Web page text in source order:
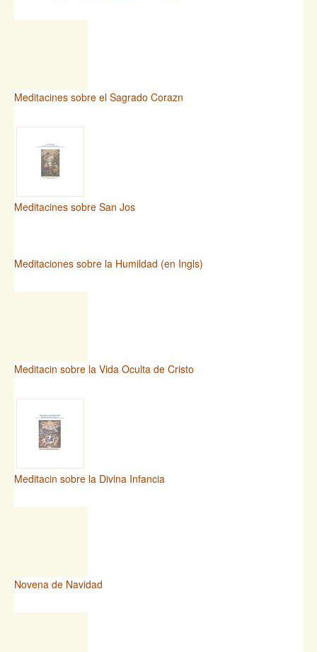
Meditacines sobre el Sagrado Corazn
Meditacines sobre San Jos
Meditaciones sobre la Humildad (en Ingls)
Meditacin sobre la Vida Oculta de Cristo
Meditacin sobre la Divina Infancia
Novena de Navidad